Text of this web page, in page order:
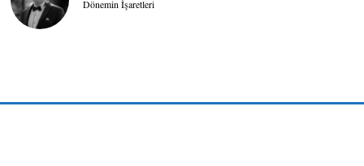
Dönemin İşaretleri